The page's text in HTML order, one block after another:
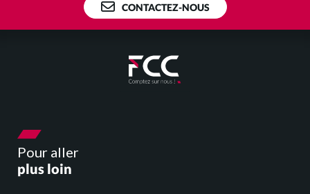
CONTACTEZ-NOUS
Pour aller
plus loin